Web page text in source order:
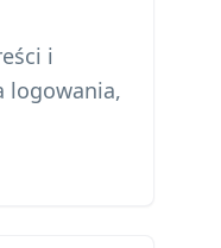
i
logowania,